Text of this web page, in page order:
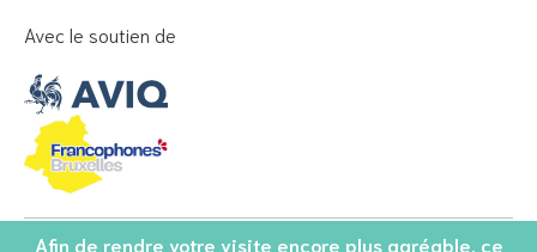
Avec le soutien de
Afin de rendre votre visite encore plus agréable, ce